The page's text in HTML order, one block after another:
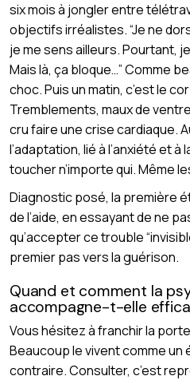
six mois à jongler entre
objectifs irréalistes. “Je ne
je me sens ailleurs. Pourtant,
Mais là, ça bloque…” Comme
choc. Puis un matin, c’est le
Tremblements, maux de
cru faire une crise cardiaque.
l’adaptation, lié à l’anxiété et
toucher n’importe qui. Même
Diagnostic posé, la première
de l’aide, en essayant de ne
qu’accepter ce trouble
premier pas vers la guérison.
Quand et comment la
accompagne-t-elle
Vous hésitez à franchir la
Beaucoup le vivent comme un
contraire. Consulter, c’est